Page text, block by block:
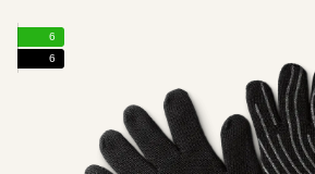
6
6